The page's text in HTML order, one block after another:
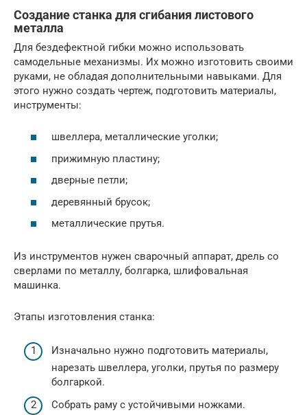
Создание станка для сгибания листового
металла
Для бездефектной гибки можно использовать
самодельные механизмы. Их можно изготовить своими
руками, не обладая дополнительными навыками. Для
этого нужно создать чертеж, подготовить материалы,
инструменты:
швеллера, металлические уголки;
прижимную пластину;
дверные петли;
деревянный брусок;
металлические прутья.
Из инструментов нужен сварочный аппарат, дрель со
сверлами по металлу, болгарка, шлифовальная
машинка.
Этапы изготовления станка:
Изначально нужно подготовить материалы,
нарезать швеллера, уголки, прутья по размеру
болгаркой.
Собрать раму с устойчивыми ножками.